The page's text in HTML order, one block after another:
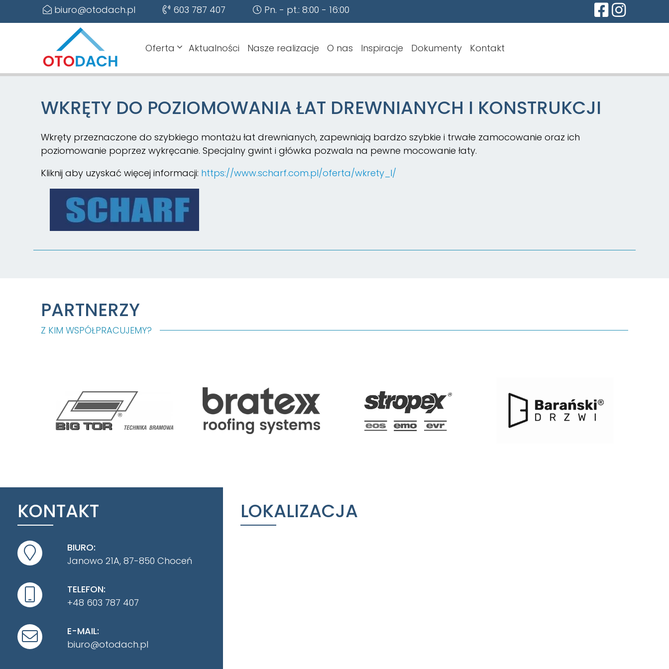
biuro@otodach.pl 603 787 407 Pn. - pt.: 8:00 - 16:00
Oferta Aktualności Nasze realizacje O nas Inspiracje Dokumenty Kontakt
WKRĘTY DO POZIOMOWANIA ŁAT DREWNIANYCH I KONSTRUKCJI
Wkręty przeznaczone do szybkiego montażu łat drewnianych, zapewniają bardzo szybkie i trwałe zamocowanie oraz ich
poziomowanie poprzez wykręcanie. Specjalny gwint i główka pozwala na pewne mocowanie łaty.
Kliknij aby uzyskać więcej informacji: https://www.scharf.com.pl/oferta/wkrety_l/
PARTNERZY
Z KIM WSPÓŁPRACUJEMY?
KONTAKT
BIURO:
Janowo 21A, 87-850 Choceń
TELEFON:
+48 603 787 407
E-MAIL:
biuro@otodach.pl
LOKALIZACJA